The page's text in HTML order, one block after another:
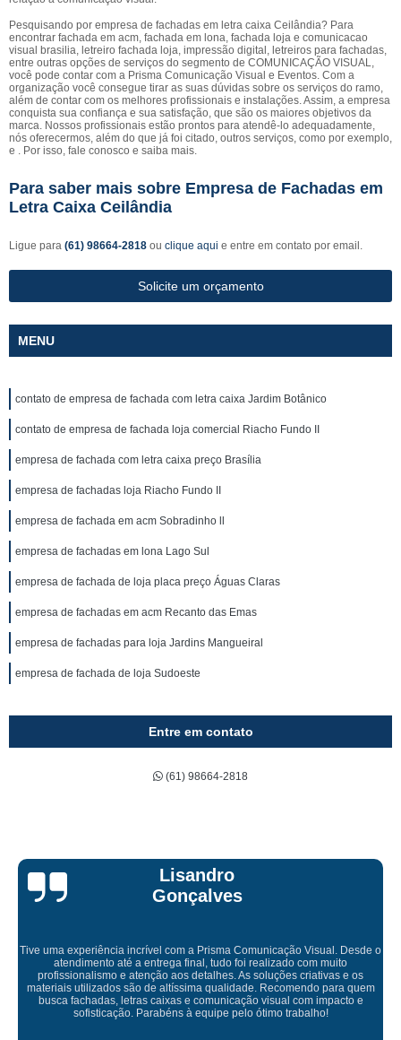
Pesquisando por empresa de fachadas em letra caixa Ceilândia? Para
encontrar fachada em acm, fachada em lona, fachada loja e comunicacao
visual brasilia, letreiro fachada loja, impressão digital, letreiros para fachadas,
entre outras opções de serviços do segmento de COMUNICAÇÃO VISUAL,
você pode contar com a Prisma Comunicação Visual e Eventos. Com a
organização você consegue tirar as suas dúvidas sobre os serviços do ramo,
além de contar com os melhores profissionais e instalações. Assim, a empresa
conquista sua confiança e sua satisfação, que são os maiores objetivos da
marca. Nossos profissionais estão prontos para atendê-lo adequadamente,
nós oferecermos, além do que já foi citado, outros serviços, como por exemplo,
e . Por isso, fale conosco e saiba mais.
Para saber mais sobre Empresa de Fachadas em
Letra Caixa Ceilândia
Ligue para (61) 98664-2818 ou clique aqui e entre em contato por email.
Solicite um orçamento
MENU
contato de empresa de fachada com letra caixa Jardim Botânico
contato de empresa de fachada loja comercial Riacho Fundo II
empresa de fachada com letra caixa preço Brasília
empresa de fachadas loja Riacho Fundo II
empresa de fachada em acm Sobradinho ll
empresa de fachadas em lona Lago Sul
empresa de fachada de loja placa preço Águas Claras
empresa de fachadas em acm Recanto das Emas
empresa de fachadas para loja Jardins Mangueiral
empresa de fachada de loja Sudoeste
Entre em contato
(61) 98664-2818
Bruna Eduarda
Empresa maravilhosa, entregue antes do prazo e a instalação da
ficou perfeita, indico de olhos fechados